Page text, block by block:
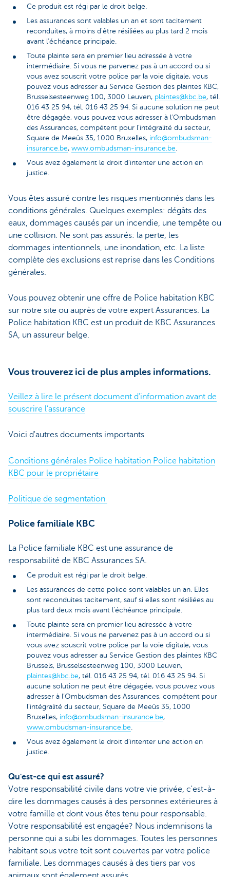
Ce produit est régi par le droit belge.
Les assurances sont valables un an et sont tacitement
reconduites, à moins d'être résiliées au plus tard 2 mois
avant l'échéance principale.
Toute plainte sera en premier lieu adressée à votre
intermédiaire. Si vous ne parvenez pas à un accord ou si
vous avez souscrit votre police par la voie digitale, vous
pouvez vous adresser au Service Gestion des plaintes KBC,
Brusselsesteenweg 100, 3000 Leuven, plaintes@kbc.be, tél.
016 43 25 94, tél. 016 43 25 94. Si aucune solution ne peut
être dégagée, vous pouvez vous adresser à l’Ombudsman
des Assurances, compétent pour l’intégralité du secteur,
Square de Meeûs 35, 1000 Bruxelles, info@ombudsman-
insurance.be, www.ombudsman-insurance.be.
Vous avez également le droit d’intenter une action en
justice.
Vous êtes assuré contre les risques mentionnés dans les
conditions générales. Quelques exemples: dégâts des
eaux, dommages causés par un incendie, une tempête ou
une collision. Ne sont pas assurés: la perte, les
dommages intentionnels, une inondation, etc. La liste
complète des exclusions est reprise dans les Conditions
générales.
Vous pouvez obtenir une offre de Police habitation KBC
sur notre site ou auprès de votre expert Assurances. La
Police habitation KBC est un produit de KBC Assurances
SA, un assureur belge.
Vous trouverez ici de plus amples informations.
Veillez à lire le présent document d’information avant de
souscrire l’assurance
Voici d'autres documents importants
Conditions générales Police habitation Police habitation
KBC pour le propriétaire
Politique de segmentation
Police familiale KBC
La Police familiale KBC est une assurance de
responsabilité de KBC Assurances SA.
Ce produit est régi par le droit belge.
Les assurances de cette police sont valables un an. Elles
sont reconduites tacitement, sauf si elles sont résiliées au
plus tard deux mois avant l’échéance principale.
Toute plainte sera en premier lieu adressée à votre
intermédiaire. Si vous ne parvenez pas à un accord ou si
vous avez souscrit votre police par la voie digitale, vous
pouvez vous adresser au Service Gestion des plaintes KBC
Brussels, Brusselsesteenweg 100, 3000 Leuven,
plaintes@kbc.be, tél. 016 43 25 94, tél. 016 43 25 94. Si
aucune solution ne peut être dégagée, vous pouvez vous
adresser à l’Ombudsman des Assurances, compétent pour
l’intégralité du secteur, Square de Meeûs 35, 1000
Bruxelles, info@ombudsman-insurance.be,
www.ombudsman-insurance.be
Vous avez également le droit d’intenter une action en
justice.
Qu'est-ce qui est assuré?
Votre responsabilité civile dans votre vie privée, c'est-à-
dire les dommages causés à des personnes extérieures à
votre famille et dont vous êtes tenu pour responsable.
Votre responsabilité est engagée? Nous indemnisons la
personne qui a subi les dommages. Toutes les personnes
habitant sous votre toit sont couvertes par votre police
familiale. Les dommages causés à des tiers par vos